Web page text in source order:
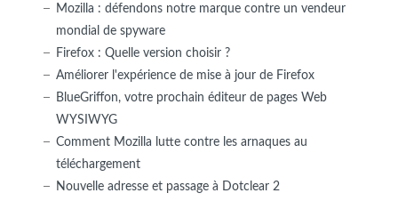
Mozilla : défendons notre marque contre un vendeur
mondial de spyware
Firefox : Quelle version choisir ?
Améliorer l'expérience de mise à jour de Firefox
BlueGriffon, votre prochain éditeur de pages Web
WYSIWYG
Comment Mozilla lutte contre les arnaques au
téléchargement
Nouvelle adresse et passage à Dotclear 2